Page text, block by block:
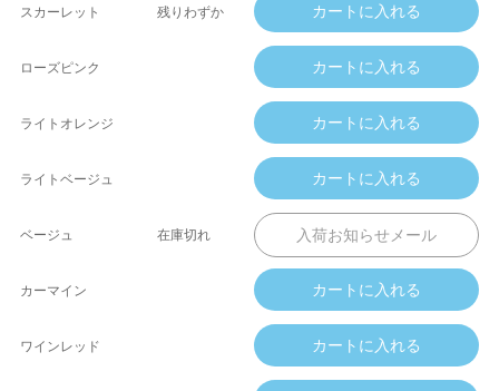
スカーレット 残りわずか
ローズピンク
ライトオレンジ
ライトベージュ
ベージュ 在庫切れ
カーマイン
ワインレッド